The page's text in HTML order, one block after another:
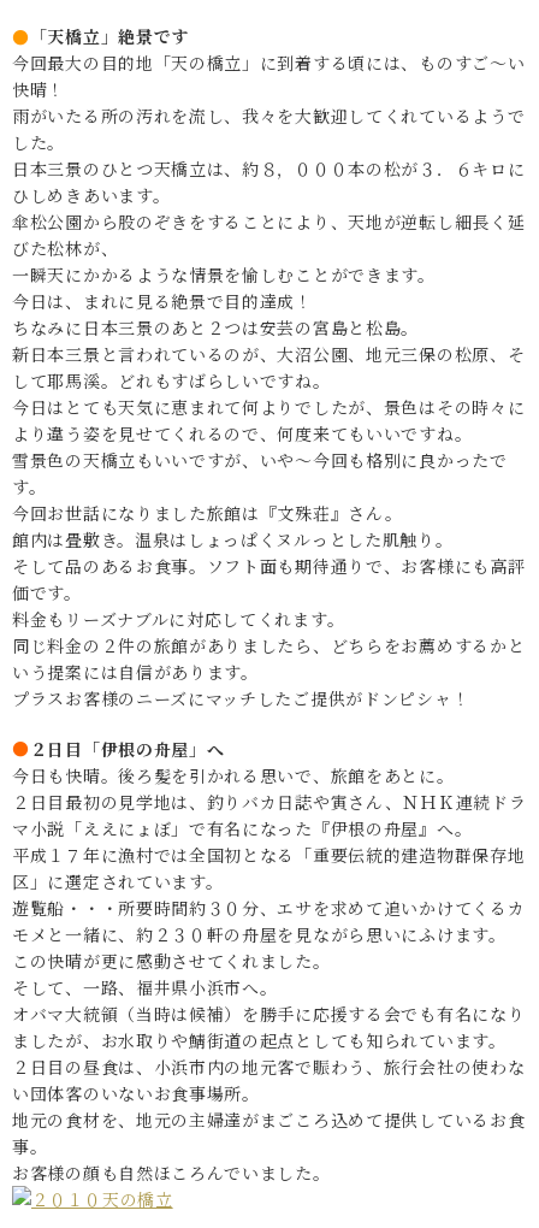
● 「天橋立」絶景です
今回最大の目的地「天の橋立」に到着する頃には、ものすご～い
快晴！
雨がいたる所の汚れを流し、我々を大歓迎してくれているようで
した。
日本三景のひとつ天橋立は、約８，０００本の松が３．６キロに
ひしめきあいます。
傘松公園から股のぞきをすることにより、天地が逆転し細長く延
びた松林が、
一瞬天にかかるような情景を愉しむことができます。
今日は、まれに見る絶景で目的達成！
ちなみに日本三景のあと２つは安芸の宮島と松島。
新日本三景と言われているのが、大沼公園、地元三保の松原、そ
して耶馬溪。どれもすばらしいですね。
今日はとても天気に恵まれて何よりでしたが、景色はその時々に
より違う姿を見せてくれるので、何度来てもいいですね。
雪景色の天橋立もいいですが、いや～今回も格別に良かったで
す。
今回お世話になりました旅館は『文殊荘』さん。
館内は畳敷き。温泉はしょっぱくヌルっとした肌触り。
そして品のあるお食事。ソフト面も期待通りで、お客様にも高評
価です。
料金もリーズナブルに対応してくれます。
同じ料金の２件の旅館がありましたら、どちらをお薦めするかと
いう提案には自信があります。
プラスお客様のニーズにマッチしたご提供がドンピシャ！
● ２日目「伊根の舟屋」へ
今日も快晴。後ろ髪を引かれる思いで、旅館をあとに。
２日目最初の見学地は、釣りバカ日誌や寅さん、ＮＨＫ連続ドラ
マ小説「ええにょぼ」で有名になった『伊根の舟屋』へ。
平成１７年に漁村では全国初となる「重要伝統的建造物群保存地
区」に選定されています。
遊覧船・・・所要時間約３０分、エサを求めて追いかけてくるカ
モメと一緒に、約２３０軒の舟屋を見ながら思いにふけます。
この快晴が更に感動させてくれました。
そして、一路、福井県小浜市へ。
オバマ大統領（当時は候補）を勝手に応援する会でも有名になり
ましたが、お水取りや鯖街道の起点としても知られています。
２日目の昼食は、小浜市内の地元客で賑わう、旅行会社の使わな
い団体客のいないお食事場所。
地元の食材を、地元の主婦達がまごころ込めて提供しているお食
事。
お客様の顔も自然ほころんでいました。